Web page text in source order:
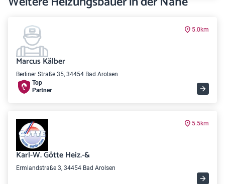
5.0km
Marcus Kälber
Berliner Straße 35, 34454 Bad Arolsen
Top
Partner
5.5km
Karl-W. Götte Heiz.-&
Ermlandstraße 3, 34454 Bad Arolsen